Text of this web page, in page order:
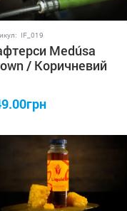
IF_019
Medúsa
/ Коричневий